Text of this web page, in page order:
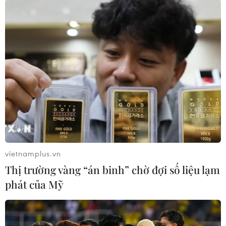
Virus Hanta: WHO tiếp tục cảnh giác
ổ dịch trên tàu MV Hondius
12/05/2026 11:12
Virus Hanta: WHO và CDC đánh giá
nguy cơ lây lan ra cộng đồng ở mức
thấp
08/05/2026 13:26
Tây Ban Nha xúc tiến kế hoạch sơ tán
hành khách trên tàu có ca nhiễm
virus Hanta
07/05/2026 04:29
vietnamplus.vn
Thị trường vàng “án binh” chờ đợi số liệu lạm
phát của Mỹ